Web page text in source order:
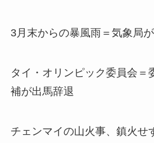
3月末からの暴風雨＝気象局
タイ・オリンピック委員会＝
補が出馬辞退
チェンマイの山火事、鎮火せ